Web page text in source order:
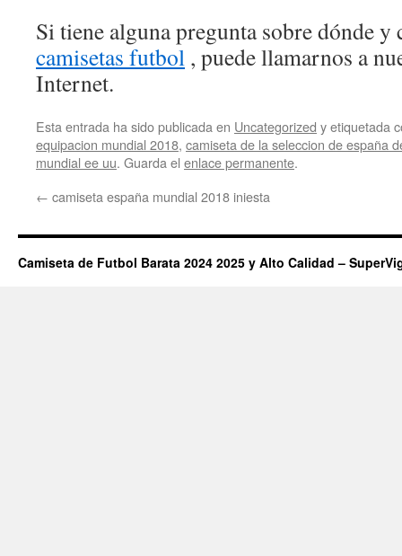
Si tiene alguna pregunta sobre dónde
camisetas futbol , puede llamarnos a
Internet.
Esta entrada ha sido publicada en Uncategorized y etiquetada
equipacion mundial 2018, camiseta de la seleccion de españa
mundial ee uu. Guarda el enlace permanente.
← camiseta españa mundial 2018 iniesta
Camiseta de Futbol Barata 2024 2025 y Alto Calidad –